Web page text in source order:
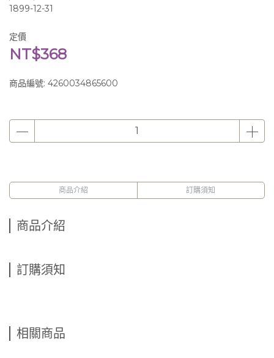
1899-12-31
定價
NT$368
商品編號: 4260034865600
商品介紹 訂購須知
商品介紹
訂購須知
相關商品